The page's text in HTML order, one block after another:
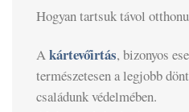
Hogyan tartsuk távol
Akártevőirtás, bizonyos
természetesen a legjobb
családunk védelmében.